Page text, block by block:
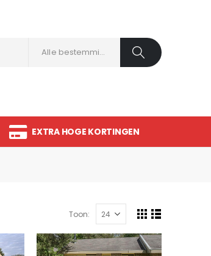
Alle bestemmingen
EXTRA HOGE KORTINGEN
Toon: